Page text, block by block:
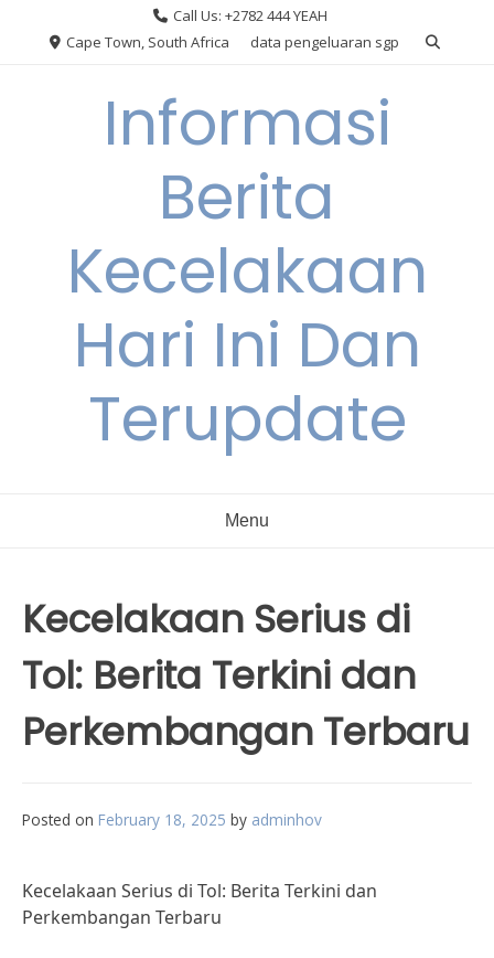
Call Us: +2782 444 YEAH
Cape Town, South Africa
data pengeluaran sgp
Informasi
Berita
Kecelakaan
Hari Ini Dan
Terupdate
Menu
Kecelakaan Serius di
Tol: Berita Terkini dan
Perkembangan Terbaru
Posted on February 18, 2025 by adminhov
Kecelakaan Serius di Tol: Berita Terkini dan
Perkembangan Terbaru